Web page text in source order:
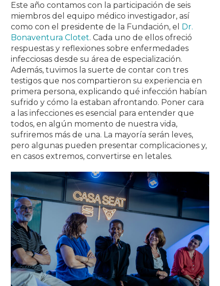
Este año contamos con la participación de seis
miembros del equipo médico investigador, así
como con el presidente de la Fundación, el
Dr.
Bonaventura Clotet. Cada uno de ellos ofreció
respuestas y reflexiones sobre enfermedades
infecciosas desde su área de especialización.
Además, tuvimos la suerte de contar con tres
testigos que nos compartieron su experiencia en
primera persona, explicando qué infección habían
sufrido y cómo la estaban afrontando. Poner cara
a las infecciones es esencial para entender que
todos, en algún momento de nuestra vida,
sufriremos más de una. La mayoría serán leves,
pero algunas pueden presentar complicaciones y,
en casos extremos, convertirse en letales.